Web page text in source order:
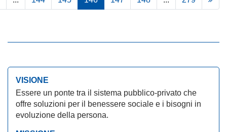
VISIONE
Essere un ponte tra il sistema pubblico-privato che
offre soluzioni per il benessere sociale e i bisogni in
evoluzione della persona.